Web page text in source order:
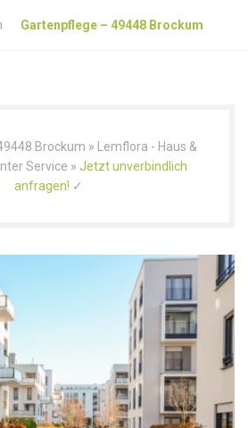
Gartenpflege – 49448 Brockum
Brockum » Lemflora - Haus &
Service » Jetzt unverbindlich
anfragen! ✓